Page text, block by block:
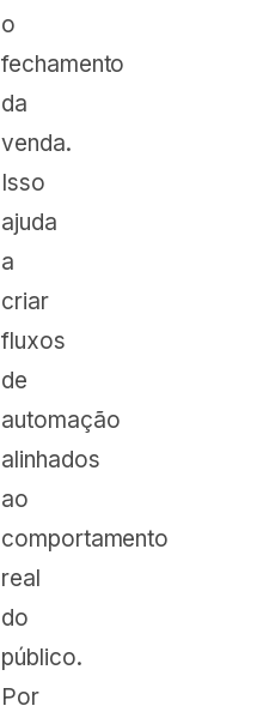
o
fechamento
da
venda.
Isso
ajuda
a
criar
fluxos
de
automação
alinhados
ao
comportamento
real
do
público.
Por